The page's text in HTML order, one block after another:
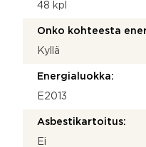
48 kpl
Onko kohteesta
Kyllä
Energialuokka:
E2013
Asbestikartoitus:
Ei